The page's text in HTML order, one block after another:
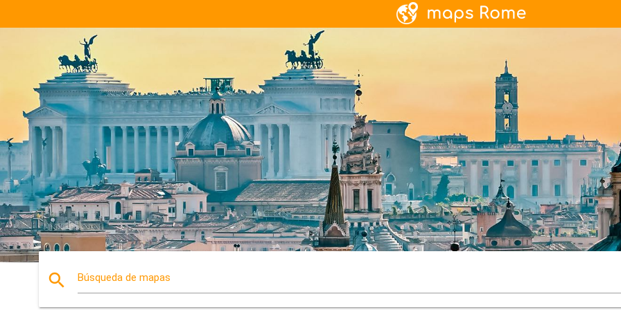
search Búsqueda de mapas